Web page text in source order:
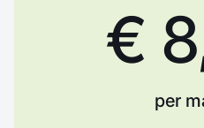
€
per